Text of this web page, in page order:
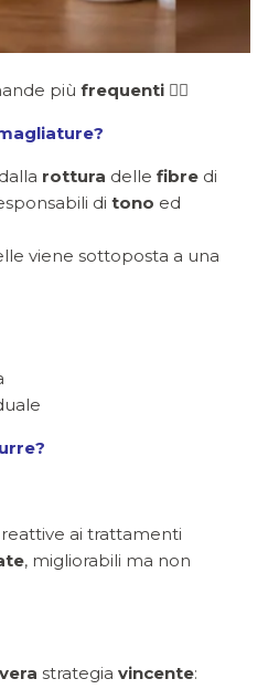
più frequenti 👇🏻
rottura delle fibre di
di tono ed
viene sottoposta a una
reattive ai trattamenti
, migliorabili ma non
vera strategia vincente: